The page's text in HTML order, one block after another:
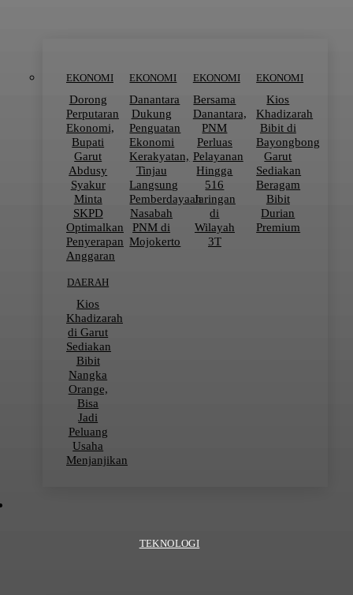
EKONOMI
Dorong
Perputaran
Ekonomi,
Bupati
Garut
Abdusy
Syakur
Minta
SKPD
Optimalkan
Penyerapan
Anggaran
EKONOMI
Danantara
Dukung
Penguatan
Ekonomi
Kerakyatan,
Tinjau
Langsung
Pemberdayaan
Nasabah
PNM di
Mojokerto
EKONOMI
Bersama
Danantara,
PNM
Perluas
Pelayanan
Hingga
516
Jaringan
di
Wilayah
3T
EKONOMI
Kios
Khadizarah
Bibit di
Bayongbong
Garut
Sediakan
Beragam
Bibit
Durian
Premium
DAERAH
Kios
Khadizarah
di Garut
Sediakan
Bibit
Nangka
Orange,
Bisa
Jadi
Peluang
Usaha
Menjanjikan
TEKNOLOGI